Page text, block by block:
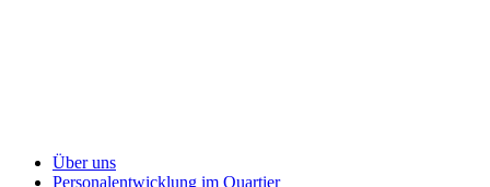
Über uns
Personalentwicklung im Quartier